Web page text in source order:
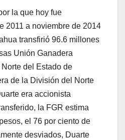
la que hoy fue
2011 a noviembre de 2014
transfirió 96.6 millones
Unión Ganadera
del Estado de
de la División del Norte
era accionista
la FGR estima
el 76 por ciento de
desviados, Duarte